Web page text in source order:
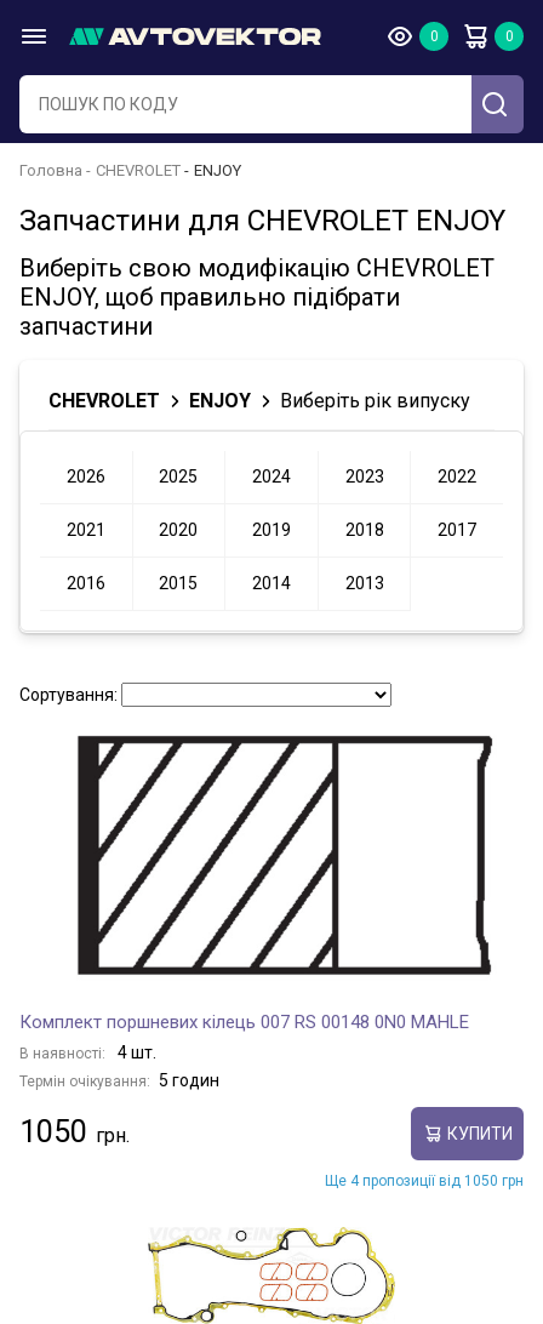
Головна CHEVROLET ENJOY
Запчастини для CHEVROLET ENJOY
Виберіть свою модифікацію CHEVROLET
ENJOY, щоб правильно підібрати
запчастини
CHEVROLET ENJOY Виберіть рік випуску
2026 2025 2024 2023 2022
2021 2020 2019 2018 2017
2016 2015 2014 2013
Сортування:
Комплект поршневих кілець 007 RS 00148 0N0 MAHLE
В наявності: 4 шт.
Термін очікування: 5 годин
1050 КУПИТИ
Ще 4 пропозиції від 1050 грн